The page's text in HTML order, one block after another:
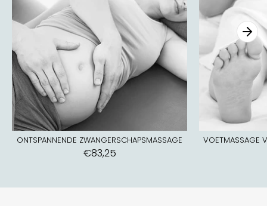
ONTSPANNENDE ZWANGERSCHAPSMASSAGE
€83,25
VOETMASSAGE